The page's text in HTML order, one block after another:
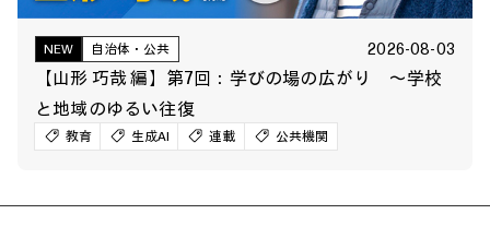
NEW 自治体・公共 2026-08-03
【山形 巧哉 編】第7回：学びの場の広がり ～学校
と地域のゆるい往復
教育 生成AI 連載 公共機関